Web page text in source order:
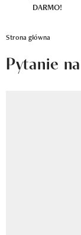
DARMO!
Strona główna
Pytanie